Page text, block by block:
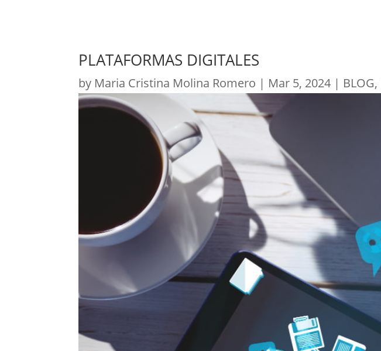
PLATAFORMAS DIGITALES
by Maria Cristina Molina Romero | Mar 5, 2024 | BLOG,